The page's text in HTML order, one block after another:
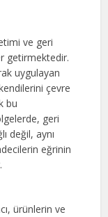
ve geri
getirmektedir.
uygulayan
çevre
bu
geri
değil, aynı
eğrinin
ürünlerin ve